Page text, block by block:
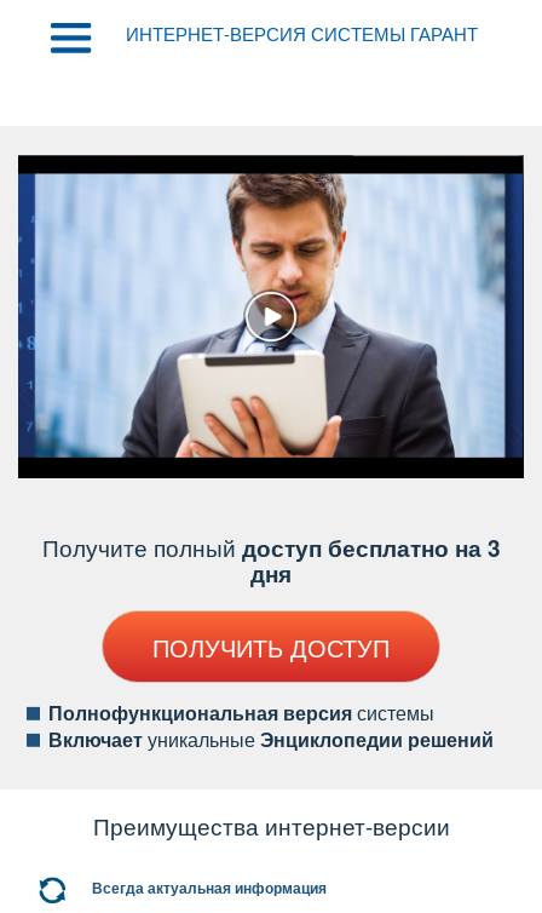
ИНТЕРНЕТ-ВЕРСИЯ СИСТЕМЫ ГАРАНТ
Получите полный доступ бесплатно на 3
дня
ПОЛУЧИТЬ ДОСТУП
Полнофункциональная версиясистемы
ключаетуникальныеЭнциклопедии решений
Преимущества интернет-версии
сегда актуальная информация